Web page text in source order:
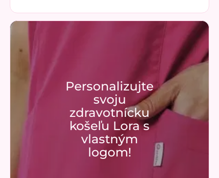
Personalizujte
svoju
zdravotnícku
košeľu Lora s
vlastným
logom!